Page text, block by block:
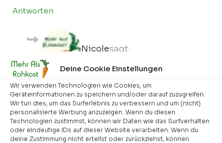
Deine Cookie Einstellungen
Wir verwenden Technologien wie Cookies, um
Geräteinformationen zu speichern und/oder darauf zuzugreifen.
Wir tun dies, um das Surferlebnis zu verbessern und um (nicht)
personalisierte Werbung anzuzeigen. Wenn du diesen
Technologien zustimmst, können wir Daten wie das Surfverhalten
oder eindeutige IDs auf dieser Website verarbeiten. Wenn du
deine Zustimmung nicht erteilst oder zurückziehst, können
Antworten
Nicolesagt:
7. Mai 2012 um 15:21 Uhr
Hallo Simone,
schön, dass du meine Seite entdeckt
hast!
Länger als eine Woche hatten wir den
Aufschnitt noch nicht im Kühlschrank